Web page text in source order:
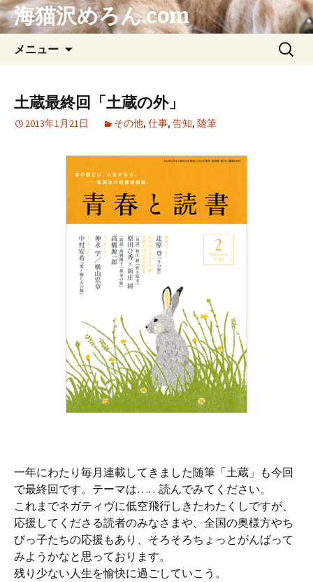
海猫沢めろん.com
メニュー
ン
ツ
へ
キ
ッ
検
土蔵最終回「土蔵の外」
2013年1月21日 その他, 仕事, 告知, 随筆
一年にわたり毎月連載してきました随筆「土蔵」も今回
で最終回です。テーマは……読んでみてください。
これまでネガティヴに低空飛行しきたわたくしですが、
応援してくださる読者のみなさまや、全国の奥様方やち
びっ子たちの応援もあり、そろそろちょっとがんばって
みようかなと思っております。
残り少ない人生を愉快に過ごしていこう。